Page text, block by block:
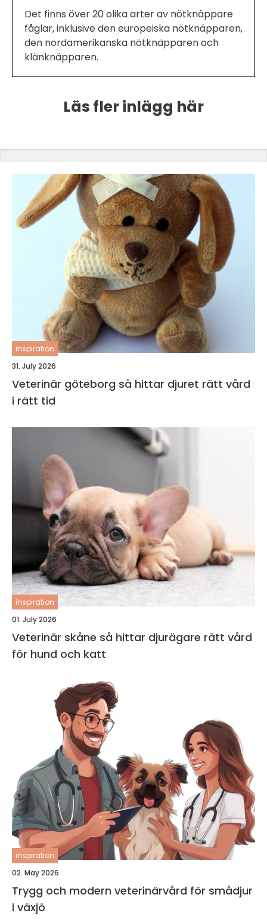
Det finns över 20 olika arter av nötknäppare
fåglar, inklusive den europeiska nötknäpparen,
den nordamerikanska nötknäpparen och
klänknäpparen.
Läs fler inlägg här
inspiration
31. July 2026
Veterinär göteborg så hittar djuret rätt vård
i rätt tid
inspiration
01. July 2026
Veterinär skåne så hittar djurägare rätt vård
för hund och katt
inspiration
02. May 2026
Trygg och modern veterinärvård för smådjur
i växjö